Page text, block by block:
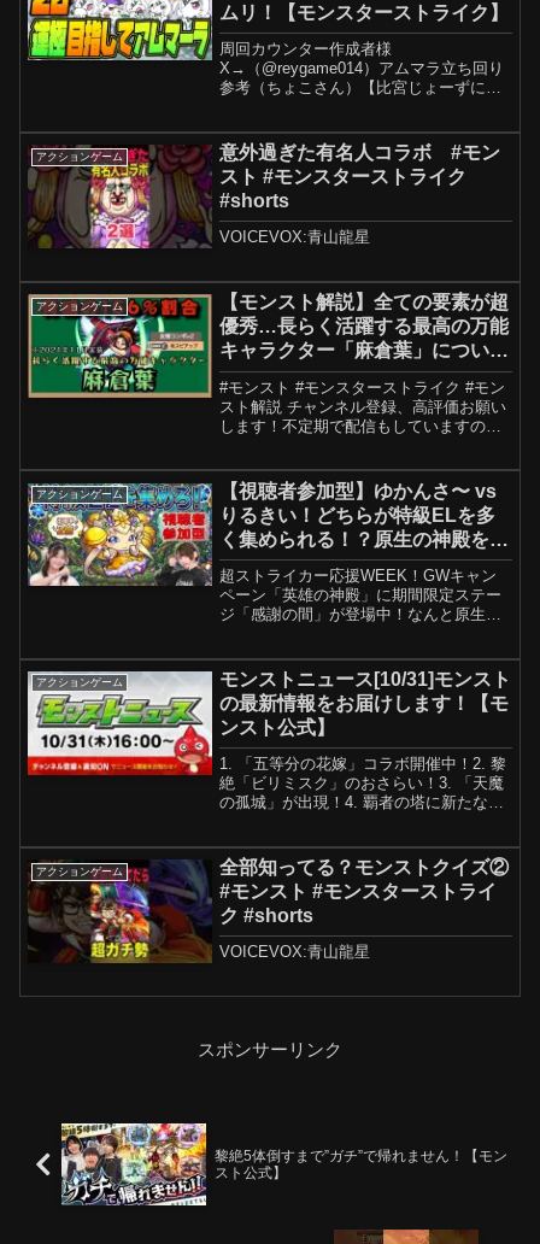
ムリ！【モンスターストライク】
周回カウンター作成者様
X→（@reygame014）アムマラ立ち回り
参考（ちょこさん）【比宮じょーずにつ
Twitter→PIXIV→※FANBOXは成人向け
コンテンツを...
アクションゲーム
意外過ぎた有名人コラボ #モン
スト #モンスターストライク
#shorts
VOICEVOX:青山龍星
アクションゲーム
【モンスト解説】全ての要素が超
優秀…長らく活躍する最高の万能
キャラクター「麻倉葉」について
解説【シャーマンキングコラボ】
#モンスト #モンスターストライク #モン
スト解説 チャンネル登録、高評価お願い
します！不定期で配信もしていますので
アクションゲーム
【視聴者参加型】ゆかんさ〜 vs
りるきい！どちらが特級ELを多
く集められる！？原生の神殿を周
回するよ！【モンスト公式】
超ストライカー応援WEEK！GWキャン
ペーン「英雄の神殿」に期間限定ステー
ジ「感謝の間」が登場中！なんと原生の
は、ゆかんさ〜チーム vs りるきいチー
ムに分かれて、どち...
アクションゲーム
モンストニュース[10/31]モンスト
の最新情報をお届けします！【モ
ンスト公式】
1. 「五等分の花嫁」コラボ開催中！2. 黎
絶「ビリミスク」のおさらい！3. 「天魔
の孤城」が出現！4. 覇者の塔に新たな
ス∞ドアーズ！」開催！7. 新イベント...
アクションゲーム
全部知ってる？モンストクイズ②
#モンスト #モンスターストライ
ク #shorts
VOICEVOX:青山龍星
スポンサーリンク
黎絶5体倒すまで”ガチ”で帰れません！【モン
スト公式】